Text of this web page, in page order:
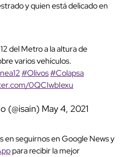
y quien está delicado en
del Metro a la altura de
varios vehículos.
#Olivos#Colapsa
0QCIwbIexu
(@isain) May 4, 2021
en seguirnos en Google News y
para recibir la mejor